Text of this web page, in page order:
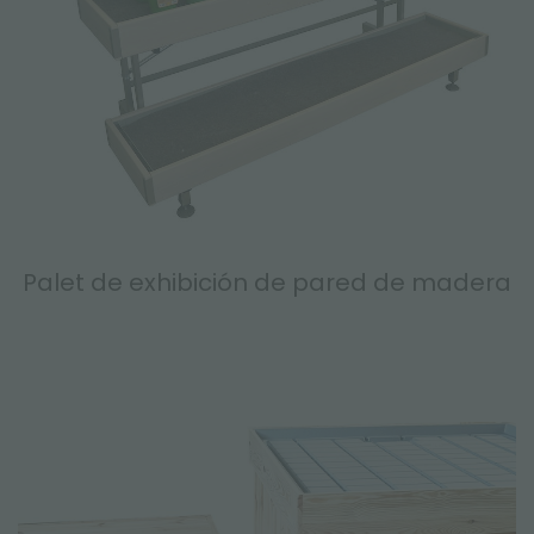
Palet de exhibición de pared de madera